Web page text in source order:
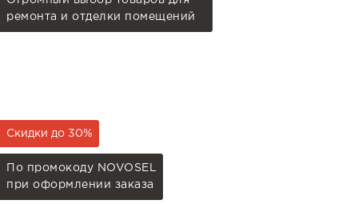
ремонта и отделки помещений
Скидки до 30%
По промокоду NOVOSEL
при оформлении заказа